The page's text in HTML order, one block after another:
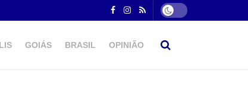
GOIÁS BRASIL OPINIÃO